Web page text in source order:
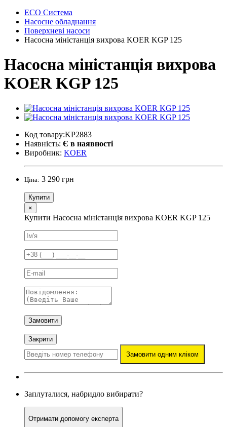
ECO Система
Насосне обладнання
Поверхневі насоси
Насосна міністанція вихрова KOER KGP 125
Насосна міністанція вихрова
KOER KGP 125
Код товару:KP2883
Наявність: Є в наявності
Виробник: KOER
Ціна: 3 290 грн
Купити
×
Купити Насосна міністанція вихрова KOER KGP 125
Замовити
Закрити
Замовити одним кліком
Заплуталися, набридло вибирати?
Отримати допомогу експерта